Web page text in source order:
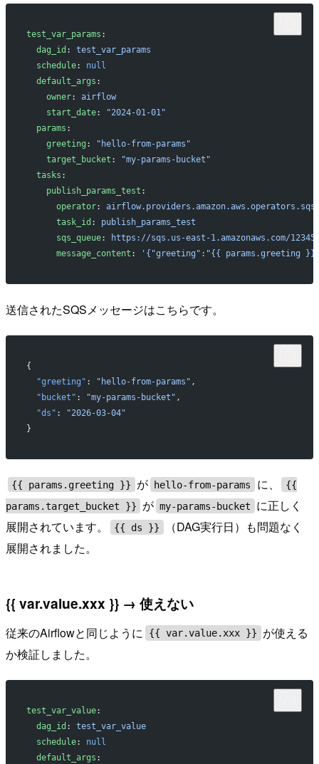
test_var_params :
  dag_id
: test_var_params
  schedule
: null
  default_args
:
    owner
: airflow
    start_date
:
"2024-01-01"
  params
:
    greeting
:
"hello-from-params"
    target_bucket
:
"my-params-bucket"
  tasks
:
    publish_params_test
:
      operator
:
      task_id
: publish_params_test
      sqs_queue
:
https://sqs.us-east-1.amazonaws.com/
      message_content
: '{"greeting":"{{ params.greeting
送信されたSQSメッセージはこちらです。
{
  "greeting"
: "hello-from-params" ,
  "bucket"
: "my-params-bucket" ,
  "ds"
:
"2026-03-04"
}
{{ params.greeting }} が hello-from-params に、
{{
params.target_bucket }}
が my-params-bucket
に正しく
展開されています。
{{ ds }}
（DAG実行日）も問題なく
展開されました。
{{ var.value.xxx }} → 使えない
従来のAirflowと同じように {{ var.value.xxx }}
が使える
か検証しました。
test_var_value:
  dag_id
: test_var_value
  schedule
: null
  default_args
: